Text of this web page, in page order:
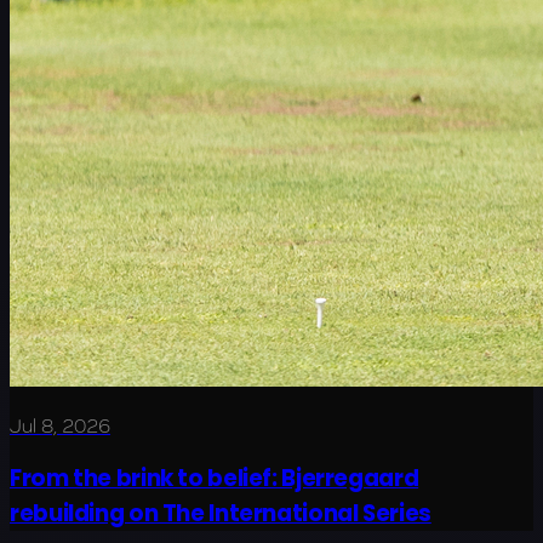
Jul 8, 2026
From the brink to belief: Bjerregaard
rebuilding on The International Series